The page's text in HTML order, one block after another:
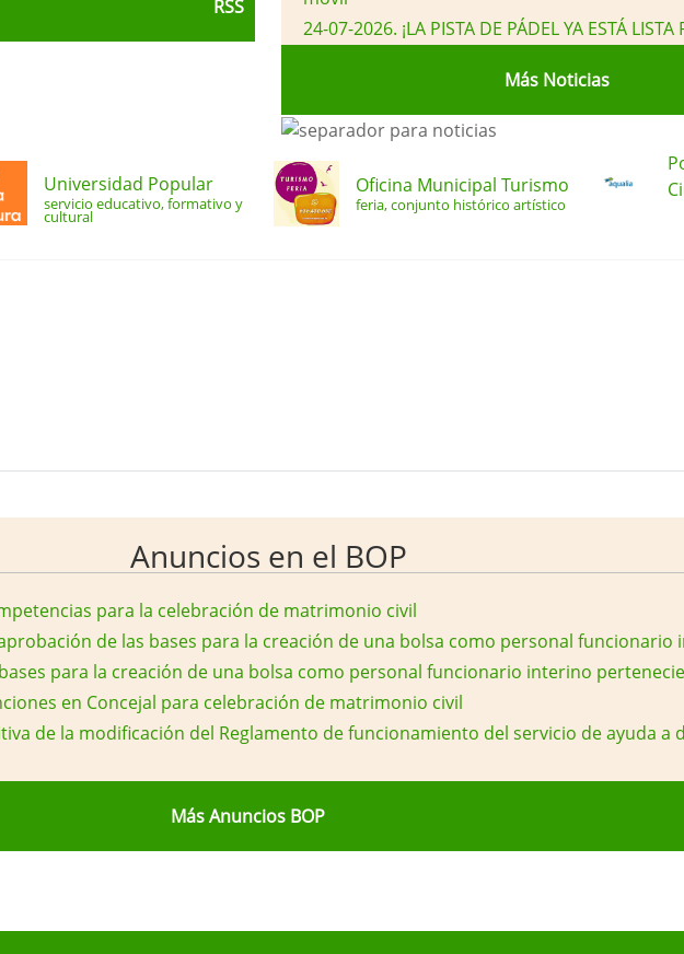
RSS
24-07-2026. ¡LA PISTA DE PÁDEL YA ESTÁ
Más Noticias
Universidad Popular
servicio educativo, formativo y
cultural
Oficina Municipal Turismo
feria, conjunto histórico artístico
Anuncios en el BOP
para la celebración de matrimonio civil
de las bases para la creación de una bolsa como personal funcionario
para la creación de una bolsa como personal funcionario interino
en Concejal para celebración de matrimonio civil
de la modificación del Reglamento de funcionamiento del servicio de ayuda a
Más Anuncios BOP